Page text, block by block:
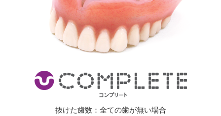
抜けた歯数：全ての歯が無い場合